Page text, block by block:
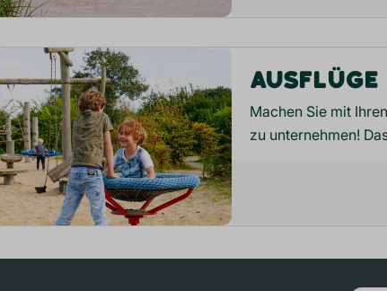
AUSFLÜGE
Machen Sie mit
zu unternehmen!